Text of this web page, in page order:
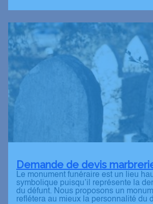
Demande de devis
Le monument funéraire est un lieu
symbolique puisqu’il représente la
du défunt. Nous proposons un
reflétera au mieux la personnalité du